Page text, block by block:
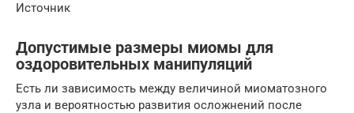
Источник
Допустимые размеры миомы для
оздоровительных манипуляций
Есть ли зависимость между величиной миоматозного
узла и вероятностью развития осложнений после